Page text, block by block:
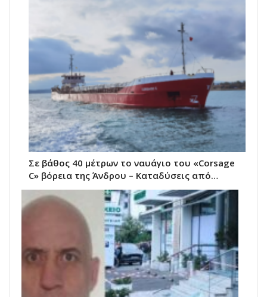
Σε βάθος 40 μέτρων το ναυάγιο του «Corsage
C» βόρεια της Άνδρου – Καταδύσεις από…